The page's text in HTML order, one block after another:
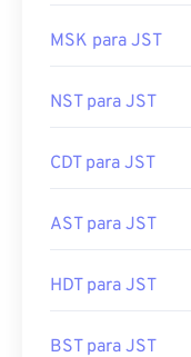
MSK para JST
NST para JST
CDT para JST
AST para JST
HDT para JST
BST para JST